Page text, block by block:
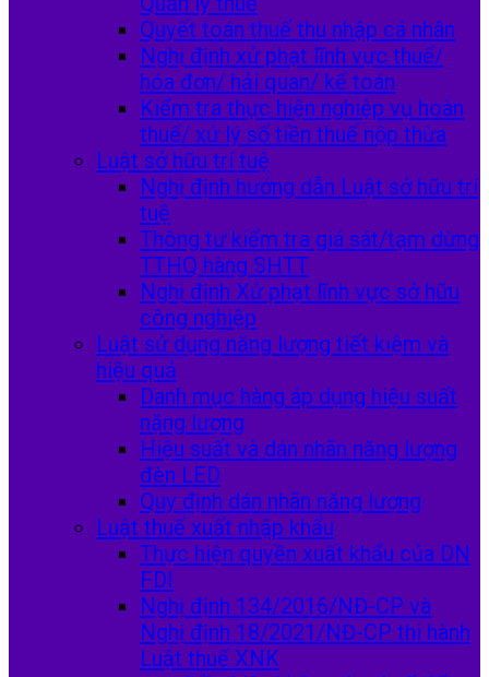
Quyết toán thuế thu nhập cá nhân
Nghị định xử phạt lĩnh vực thuế/
hóa đơn/ hải quan/ kế toán
Kiểm tra thực hiện nghiệp vụ hoàn
thuế/ xử lý số tiền thuế nộp thừa
Luật sở hữu trí tuệ
Nghị định hướng dẫn Luật sở hữu trí
tuệ
Thông tư kiểm tra giá sát/tạm dừng
TTHQ hàng SHTT
Nghị định Xử phạt lĩnh vực sở hữu
công nghiệp
Luật sử dụng năng lượng tiết kiệm và
hiệu quả
Danh mục hàng áp dụng hiệu suất
nặng lượng
Hiệu suất và dán nhãn năng lượng
đèn LED
Quy định dán nhãn năng lượng
Luật thuế xuất nhập khẩu
Thực hiện quyền xuất khẩu của DN
FDI
Nghị định 134/2016/NĐ-CP và
Nghị định 18/2021/NĐ-CP thi hành
Luật thuế XNK